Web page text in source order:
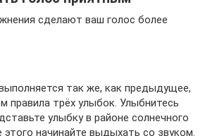
сделают ваш голос более
так же, как предыдущее,
правила трёх улыбок. Улыбнитесь
улыбку в районе солнечного
этого начинайте выдыхать со звуком.